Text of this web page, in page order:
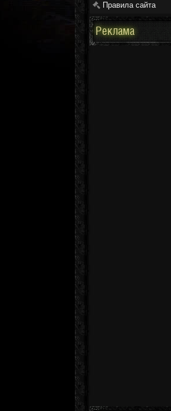
Правила сайта
Реклама